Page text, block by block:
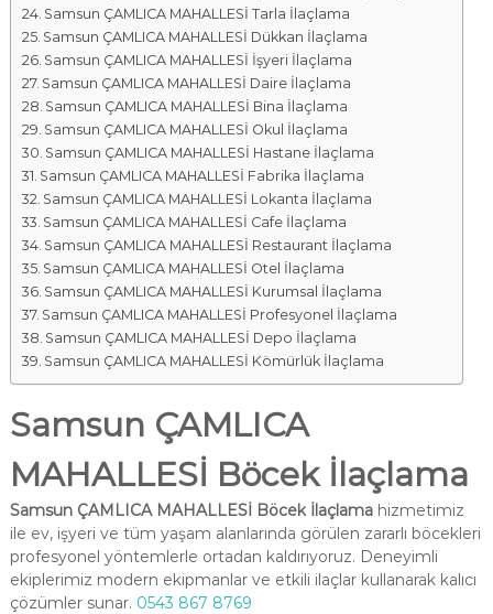
Samsun ÇAMLICA MAHALLESİ Tarla İlaçlama
Samsun ÇAMLICA MAHALLESİ Dükkan İlaçlama
Samsun ÇAMLICA MAHALLESİ İşyeri İlaçlama
Samsun ÇAMLICA MAHALLESİ Daire İlaçlama
Samsun ÇAMLICA MAHALLESİ Bina İlaçlama
Samsun ÇAMLICA MAHALLESİ Okul İlaçlama
Samsun ÇAMLICA MAHALLESİ Hastane İlaçlama
Samsun ÇAMLICA MAHALLESİ Fabrika İlaçlama
Samsun ÇAMLICA MAHALLESİ Lokanta İlaçlama
Samsun ÇAMLICA MAHALLESİ Cafe İlaçlama
Samsun ÇAMLICA MAHALLESİ Restaurant İlaçlama
Samsun ÇAMLICA MAHALLESİ Otel İlaçlama
Samsun ÇAMLICA MAHALLESİ Kurumsal İlaçlama
Samsun ÇAMLICA MAHALLESİ Profesyonel İlaçlama
Samsun ÇAMLICA MAHALLESİ Depo İlaçlama
Samsun ÇAMLICA MAHALLESİ Kömürlük İlaçlama
Samsun ÇAMLICA
MAHALLESİ Böcek İlaçlama
Samsun ÇAMLICA MAHALLESİ Böcek İlaçlamahizmetimiz
ile ev, işyeri ve tüm yaşam alanlarında görülen zararlı böcekleri
profesyonel yöntemlerle ortadan kaldırıyoruz. Deneyimli
ekiplerimiz modern ekipmanlar ve etkili ilaçlar kullanarak kalıcı
çözümler sunar. 0543 867 8769